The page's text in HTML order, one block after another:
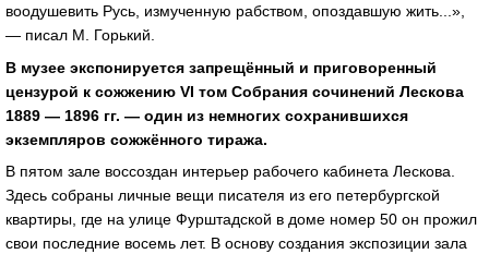
воодушевить Русь, измученную рабством, опоздавшую жить...»,
— писал М. Горький.
В музее экспонируется запрещённый и приговоренный
цензурой к сожжению VI том Собрания сочинений Лескова
1889 — 1896 гг. — один из немногих сохранившихся
экземпляров сожжённого тиража.
В пятом зале воссоздан интерьер рабочего кабинета Лескова.
Здесь собраны личные вещи писателя из его петербургской
квартиры, где на улице Фурштадской в доме номер 50 он прожил
свои последние восемь лет. В основу создания экспозиции зала